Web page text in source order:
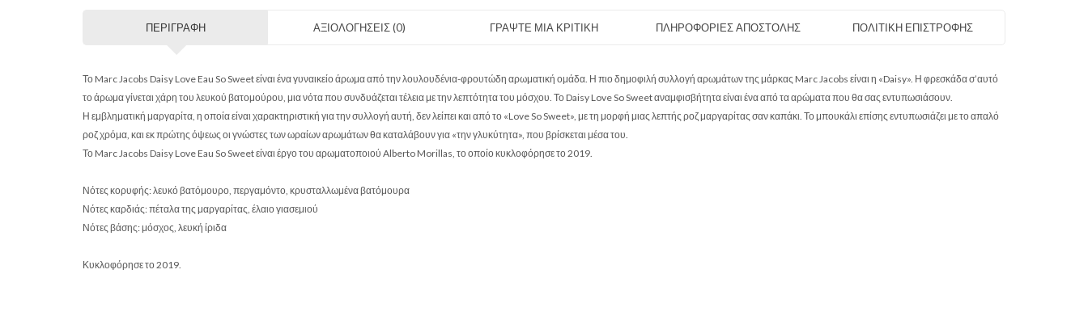
ΠΕΡΙΓΡΑΦΉ ΑΞΙΟΛΟΓΉΣΕΙΣ (0) ΓΡΑΨΤΕ ΜΙΑ ΚΡΙΤΙΚΗ ΠΛΗΡΟΦΟΡΙΕΣ ΑΠΟΣΤΟΛΗΣ ΠΟΛΙΤΙΚΗ ΕΠΙΣΤΡΟΦΗΣ
Το Marc Jacobs Daisy Love Eau So Sweet είναι ένα γυναικείο άρωμα από την λουλουδένια-φρουτώδη αρωματική ομάδα. Η πιο δημοφιλή συλλογή αρωμάτων της μάρκας Marc Jacobs είναι η «Daisy». Η φρεσκάδα σ’αυτό
το άρωμα γίνεται χάρη του λευκού βατομούρου, μια νότα που συνδυάζεται τέλεια με την λεπτότητα του μόσχου. Το Daisy Love So Sweet αναμφισβήτητα είναι ένα από τα αρώματα που θα σας εντυπωσιάσουν.
Η εμβληματική μαργαρίτα, η οποία είναι χαρακτηριστική για την συλλογή αυτή, δεν λείπει και από το «Love So Sweet», με τη μορφή μιας λεπτής ροζ μαργαρίτας σαν καπάκι. Το μπουκάλι επίσης εντυπωσιάζει με το απαλό
ροζ χρόμα, και εκ πρώτης όψεως οι γνώστες των ωραίων αρωμάτων θα καταλάβουν για «την γλυκύτητα», που βρίσκεται μέσα του.
Το Marc Jacobs Daisy Love Eau So Sweet είναι έργο του αρωματοποιού Alberto Morillas, το οποίο κυκλοφόρησε το 2019.
Νότες κορυφής: λευκό βατόμουρο, περγαμόντο, κρυσταλλωμένα βατόμουρα
Νότες καρδιάς: πέταλα της μαργαρίτας, έλαιο γιασεμιού
Νότες βάσης: μόσχος, λευκή ίριδα
Κυκλοφόρησε το 2019.